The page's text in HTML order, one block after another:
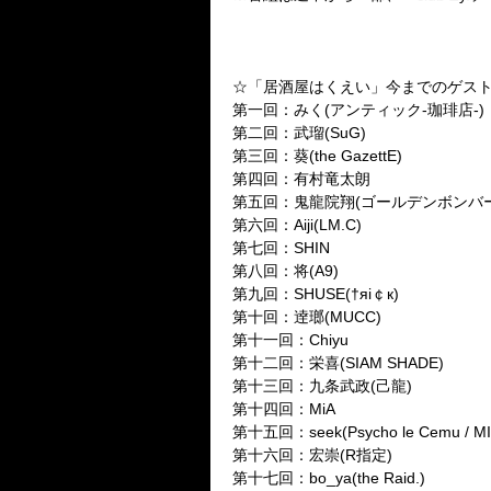
☆「居酒屋はくえい」今までのゲスト
第一回：みく(アンティック-珈琲店-)
第二回：武瑠(SuG)
第三回：葵(the GazettE)
第四回：有村竜太朗
第五回：鬼龍院翔(ゴールデンボンバ
第六回：Aiji(LM.C)
第七回：SHIN
第八回：将(A9)
第九回：SHUSE(†яi￠к)
第十回：逹瑯(MUCC)
第十一回：Chiyu
第十二回：栄喜(SIAM SHADE)
第十三回：九条武政(己龍)
第十四回：MiA
第十五回：seek(Psycho le Cemu /
第十六回：宏崇(R指定)
第十七回：bo_ya(the Raid.)